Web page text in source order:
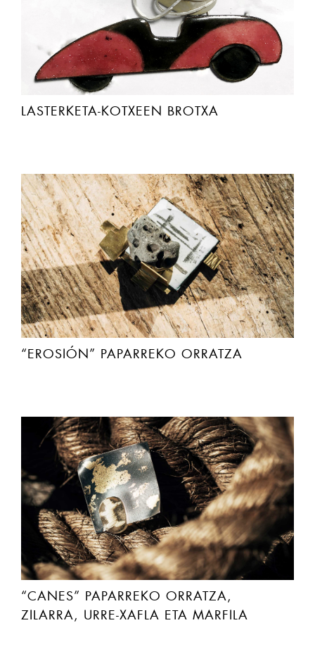
LASTERKETA-KOTXEEN BROTXA
“EROSIÓN” PAPARREKO ORRATZA
“CANES” PAPARREKO ORRATZA,
ZILARRA, URRE-XAFLA ETA MARFILA